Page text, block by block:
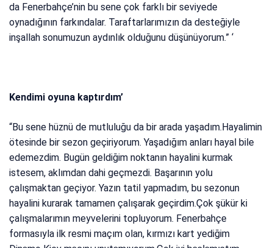
da Fenerbahçe’nin bu sene çok farklı bir seviyede
oynadığının farkındalar. Taraftarlarımızın da desteğiyle
inşallah sonumuzun aydınlık olduğunu düşünüyorum.” ‘
Kendimi oyuna kaptırdım’
“Bu sene hüznü de mutluluğu da bir arada yaşadım.Hayalimin
ötesinde bir sezon geçiriyorum. Yaşadığım anları hayal bile
edemezdim. Bugün geldiğim noktanın hayalini kurmak
istesem, aklımdan dahi geçmezdi. Başarının yolu
çalışmaktan geçiyor. Yazın tatil yapmadım, bu sezonun
hayalini kurarak tamamen çalışarak geçirdim.Çok şükür ki
çalışmalarımın meyvelerini topluyorum. Fenerbahçe
formasıyla ilk resmi maçım olan, kırmızı kart yediğim